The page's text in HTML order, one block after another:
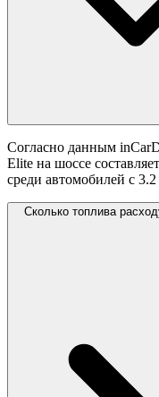
Согласно данным
Elite на шоссе составляет
среди автомобилей с
Сколько топлива